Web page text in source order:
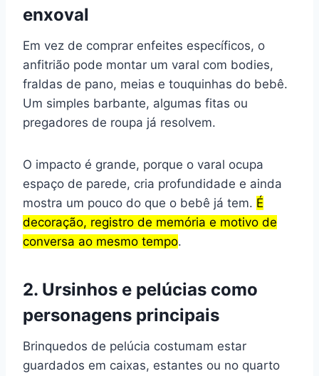
enxoval
Em vez de comprar enfeites específicos, o
anfitrião pode montar um varal com bodies,
fraldas de pano, meias e touquinhas do bebê.
Um simples barbante, algumas fitas ou
pregadores de roupa já resolvem.
O impacto é grande, porque o varal ocupa
espaço de parede, cria profundidade e ainda
mostra um pouco do que o bebê já tem. É
decoração, registro de memória e motivo de
conversa ao mesmo tempo.
2. Ursinhos e pelúcias como
personagens principais
Brinquedos de pelúcia costumam estar
guardados em caixas, estantes ou no quarto